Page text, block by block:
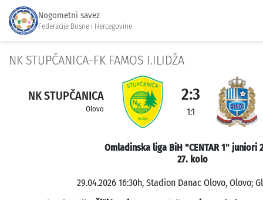
Nogometni savez
Federacije Bosne i Hercegovine
NK STUPČANICA-FK FAMOS I.ILIDŽA
NK STUPČANICA
Olovo
2:3
1:1
Omladinska liga BiH "CENTAR 1" juniori
27. kolo
29.04.2026 16:30h, Stadion Danac Olovo, Olovo;